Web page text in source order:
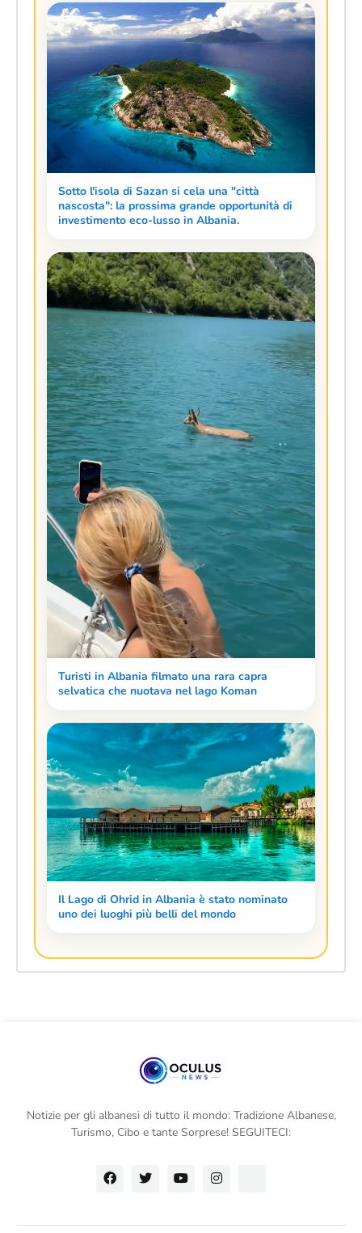
Sotto l'isola di Sazan si cela una "città
nascosta": la prossima grande opportunità di
investimento eco-lusso in Albania.
Turisti in Albania filmato una rara capra
selvatica che nuotava nel lago Koman
Il Lago di Ohrid in Albania è stato nominato
uno dei luoghi più belli del mondo
Notizie per gli albanesi di tutto il mondo: Tradizione Albanese,
Turismo, Cibo e tante Sorprese! SEGUITECI: